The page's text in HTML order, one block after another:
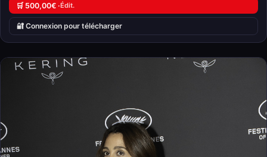
🛒 500,00€ ·Édit.
🔐 Connexion pour télécharger